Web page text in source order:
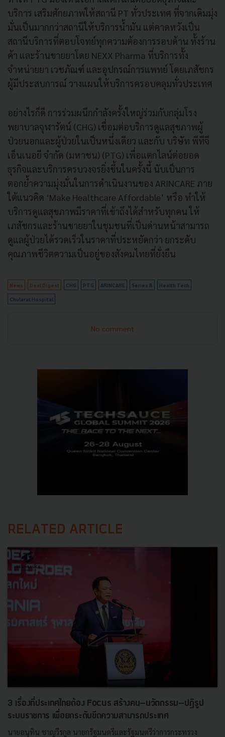
บริการ เสริมศักยภาพให้สถานี PT ทั่วประเทศ ที่จากเดิมมุ่ง
มั่นเป็นมากกว่าสถานีให้บริการน้ำมัน แต่คาดหวังเป็น
สถานีบริการที่ตอบโจทย์ทุกความต้องการรอบด้าน ทั้งร้าน
ค้า และร้านขายยาโดย NEXX Pharma ที่บริการทั้ง
จำหน่ายยา เวชภัณฑ์ และอุปกรณ์การแพทย์ โดยเภสัชกร
ผู้มีประสบการณ์ วางแผนให้บริการครอบคลุมทั่วประเทศ
อย่างไรก็ดี การร่วมผนึกกำลังครั้งใหญ่ร่วมกับกลุ่มโรง
พยาบาลจุฬารัตน์ (CHG) เชื่อมต่อบริการดูแลสุขภาพผู้
ป่วยนอกและผู้ป่วยในเป็นหนึ่งเดียว และกับ บริษัท พีทีจี
เอ็นเนอยี จำกัด (มหาชน) (PTG) เพื่อแตกไลน์ต่อยอด
ธุรกิจและบริการครบวงจรยิ่งขึ้นในครั้งนี้ นับเป็นการ
ตอกย้ำความมุ่งมั่นในการดำเนินงานของ ARINCARE ภาย
ใต้แนวคิด ‘Make Healthcare Affordable’ หรือ ทำให้
บริการดูแลสุขภาพมีราคาที่เข้าถึงได้สำหรับทุกคน ให้
เภสัชกรและร้านขายยาในชุมชนที่เป็นด่านหน้าสามารถ
ดูแลผู้ป่วยได้รวดเร็วในราคาที่ประหยัดกว่า ยกระดับ
คุณภาพชีวิตความเป็นอยู่ของสังคมไทยที่ยั่งยืน
News Deal Digest CHG PTG ARINCARE Series B Health Tech
Chularat Hospital
No comment
RELATED ARTICLE
3 เรื่องที่ประเทศไทยต้อง Focus สร้างคน–นวัตกรรม–ปฏิรูป
ระบบราชการ เพื่อยกระดับขีดความสามารถประเทศ
นายอนุทิน ชาญวีรกูล นายกรัฐมนตรีและรัฐมนตรีว่าการกระทรวง